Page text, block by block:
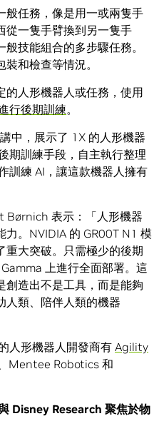
般任務，像是用一或兩隻手
從一隻手臂換到另一隻手
技能組合的多步驟任務。
和檢查等情況。
的人形機器人或任務，使用
行後期訓練。
中，展示了 1X 的人形機器
期訓練手段，自主執行整理
訓練 AI，讓這款機器人擁有
Børnich 表示：「人形機器
。NVIDIA 的 GR00T N1 模
重大突破。只需極少的後期
上進行全面部署。這
創造出不是工具，而是能夠
人類、陪伴人類的機器
人形機器人開發商有 Agility
Mentee Robotics 和
Disney Research 聚焦於物